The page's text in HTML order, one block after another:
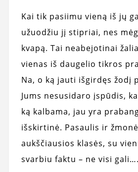
Kai tik pasiimu vieną iš jų
užuodžiu jį stipriai, nes
kvapą. Tai neabejotinai
vienas iš daugelio tikros
Na, o ką jauti išgirdęs žodį
Jums nesusidaro įspūdis,
ką kalbama, jau yra
išskirtinė. Pasaulis ir
aukščiausios klasės, su
svarbiu faktu – ne visi gali….